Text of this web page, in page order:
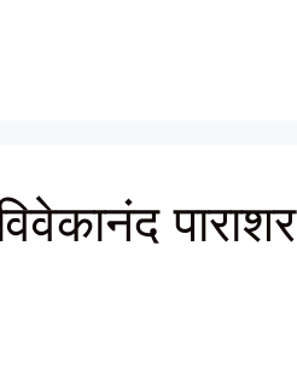
पाराशर